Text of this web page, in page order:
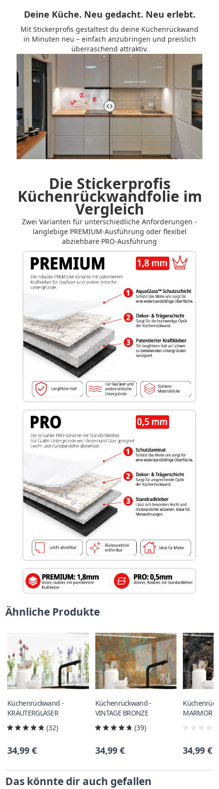
Deine Küche. Neu gedacht. Neu erlebt.
Mit Stickerprofis gestaltest du deine Küchenrückwand
in Minuten neu – einfach anzubringen und preislich
überraschend attraktiv.
Die Stickerprofis
Küchenrückwandfolie im
Vergleich
Zwei Varianten für unterschiedliche Anforderungen -
langlebige PREMIUM-Ausführung oder flexibel
abziehbare PRO-Ausführung
Ähnliche Produkte
Küchenrückwand -
KRÄUTERGLÄSER
(32)
34,99 €
Küchenrückwand -
VINTAGE BRONZE
(39)
34,99 €
MARMOR
34,99 €
Das könnte dir auch gefallen